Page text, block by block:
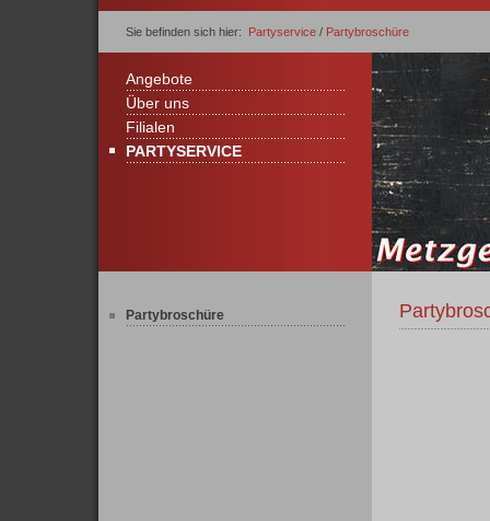
Sie befinden sich hier: Partyservice / Partybroschüre
Angebote
Über uns
Filialen
PARTYSERVICE
Partybroschüre